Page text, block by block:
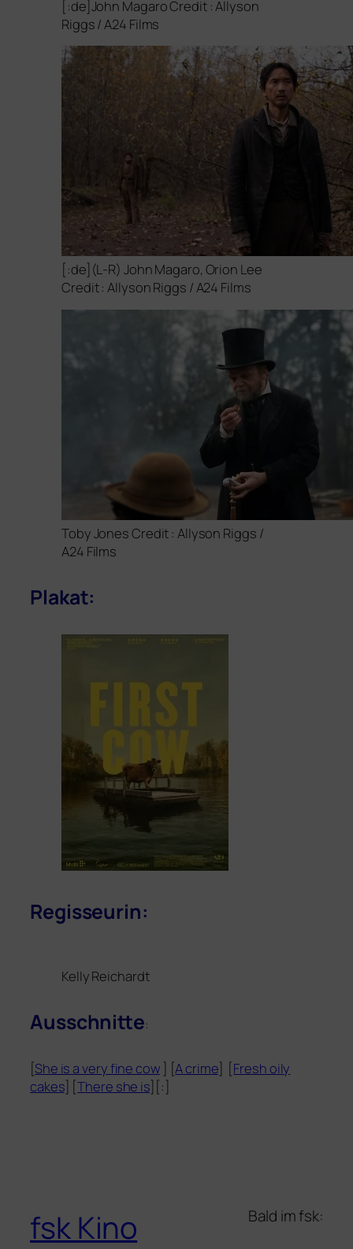
[:de]John Magaro Credit : Allyson
Riggs / A24 Films
[:de](L‑R) John Magaro, Orion Lee
Credit : Allyson Riggs /A24 Films
Toby Jones Credit : Allyson Riggs /
A24 Films
Plakat:
Regisseurin:
Kelly Reichardt
Ausschnitte:
[She is a very fine cow] [A crime] [Fresh oily
cakes] [There she is][:]
fsk Kino Bald im fsk: